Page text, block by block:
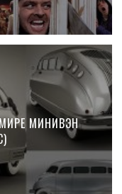
МИНИВЭН